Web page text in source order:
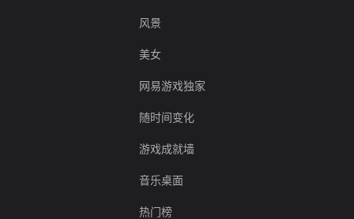
风景
美女
网易游戏独家
随时间变化
游戏成就墙
音乐桌面
热门榜